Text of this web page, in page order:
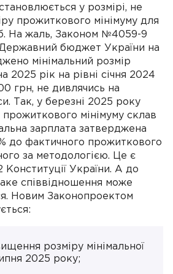
у розмірі, не
прожиткового мінімуму для
На жаль, Законом №4059-9
Державний бюджет України на
мінімальний розмір
2025 рік на рівні січня 2024
грн, не дивлячись на
Так, у березні 2025 року
мінімуму склав
зарплата затверджена
до фактичного прожиткового
за методологією. Це є
України. А до
співвідношення може
Новим Законопроектом
розміру мінімальної
2025 року;